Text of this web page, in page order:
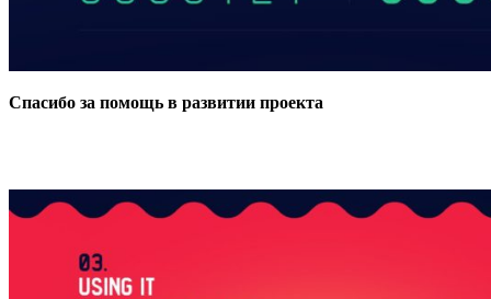
Спасибо за помощь в развитии проекта